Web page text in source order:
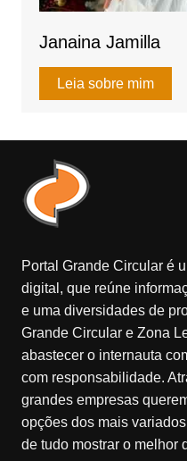
Janaina Jamilla
Leia sobre mim
Portal Grande Circular é
digital, que reúne
e uma diversidades de
Grande Circular e Zona
abastecer o internauta
com responsabilidade.
grandes empresas
opções dos mais
de tudo mostrar o melhor